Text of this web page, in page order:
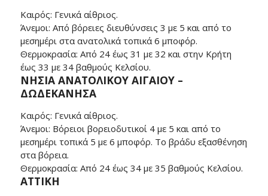
Καιρός: Γενικά αίθριος.
Άνεμοι: Από βόρειες διευθύνσεις 3 με 5 και από το
μεσημέρι στα ανατολικά τοπικά 6 μποφόρ.
Θερμοκρασία: Από 24 έως 31 με 32 και στην Κρήτη
έως 33 με 34 βαθμούς Κελσίου.
ΝΗΣΙΑ ΑΝΑΤΟΛΙΚΟΥ ΑΙΓΑΙΟΥ –
ΔΩΔΕΚΑΝΗΣΑ
Καιρός: Γενικά αίθριος.
Άνεμοι: Βόρειοι βορειοδυτικοί 4 με 5 και από το
μεσημέρι τοπικά 5 με 6 μποφόρ. Το βράδυ εξασθένηση
στα βόρεια.
Θερμοκρασία: Από 24 έως 34 με 35 βαθμούς Κελσίου.
ΑΤΤΙΚΗ